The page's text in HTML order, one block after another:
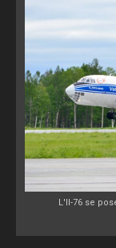
L'Il-76 se